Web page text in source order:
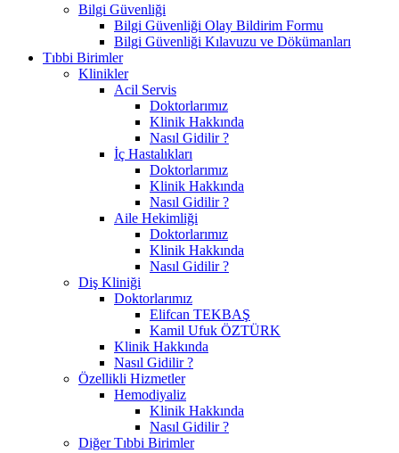
Bilgi Güvenliği
Bilgi Güvenliği Olay Bildirim Formu
Bilgi Güvenliği Kılavuzu ve Dökümanları
Tıbbi Birimler
Klinikler
Acil Servis
Doktorlarımız
Klinik Hakkında
Nasıl Gidilir ?
İç Hastalıkları
Doktorlarımız
Klinik Hakkında
Nasıl Gidilir ?
Aile Hekimliği
Doktorlarımız
Klinik Hakkında
Nasıl Gidilir ?
Diş Kliniği
Doktorlarımız
Elifcan TEKBAŞ
Kamil Ufuk ÖZTÜRK
Klinik Hakkında
Nasıl Gidilir ?
Özellikli Hizmetler
Hemodiyaliz
Klinik Hakkında
Nasıl Gidilir ?
Diğer Tıbbi Birimler